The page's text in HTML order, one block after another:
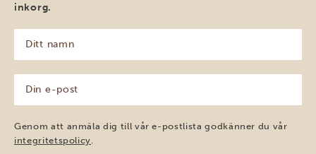
inkorg.
namn
(Obligatoriskt)
post
(Obligatoriskt)
Genom att anmäla dig till vår e-postlista godkänner du vår
integritetspolicy